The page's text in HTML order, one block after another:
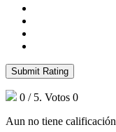
Submit Rating
0 / 5. Votos 0
Aun no tiene calificación